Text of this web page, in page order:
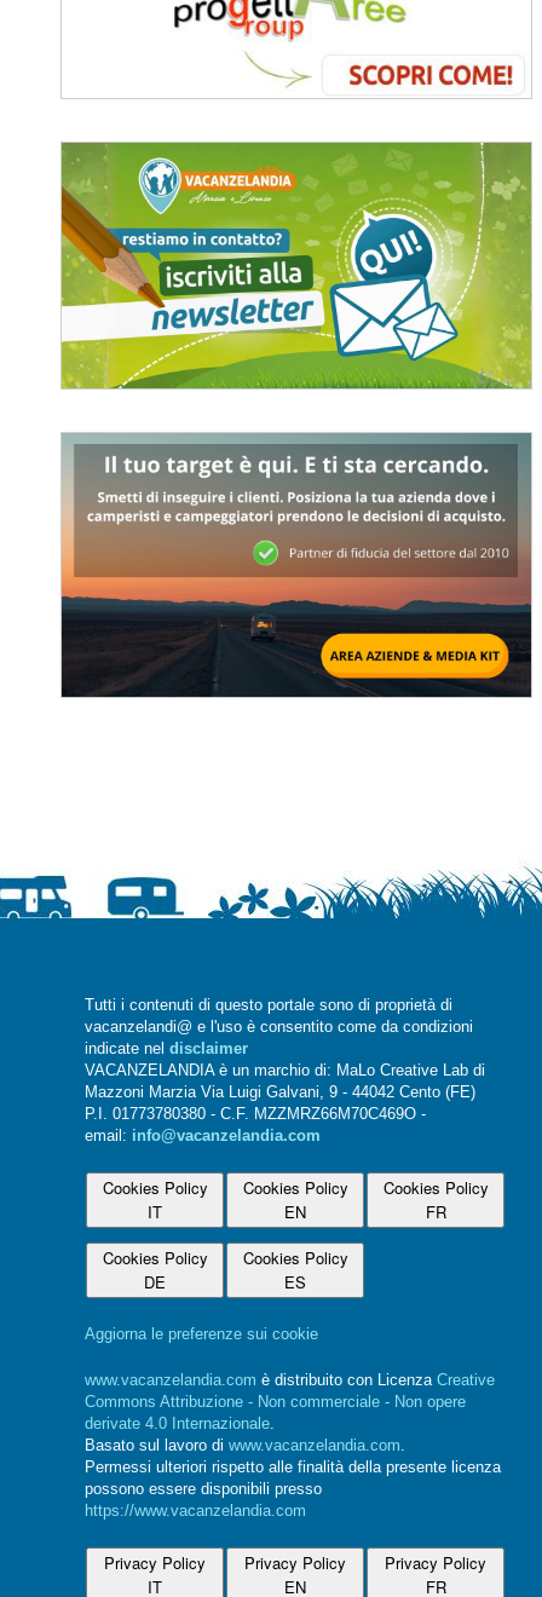
Tutti i contenuti di questo portale sono di proprietà di
vacanzelandi@ e l'uso è consentito come da condizioni
indicate nel disclaimer
VACANZELANDIA è un marchio di: MaLo Creative Lab di
Mazzoni Marzia Via Luigi Galvani, 9 - 44042 Cento (FE)
P.I. 01773780380 - C.F. MZZMRZ66M70C469O -
email: info@vacanzelandia.com
Cookies Policy
IT
Cookies Policy
EN
Cookies Policy
FR
Cookies Policy
DE
Cookies Policy
ES
Aggiorna le preferenze sui cookie
www.vacanzelandia.com è distribuito con Licenza Creative
Commons Attribuzione - Non commerciale - Non opere
derivate 4.0 Internazionale.
Basato sul lavoro di www.vacanzelandia.com.
Permessi ulteriori rispetto alle finalità della presente licenza
possono essere disponibili presso
https://www.vacanzelandia.com
Privacy Policy
IT
Privacy Policy
EN
Privacy Policy
FR